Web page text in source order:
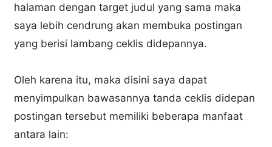
halaman dengan target judul yang sama maka
saya lebih cendrung akan membuka postingan
yang berisi lambang ceklis didepannya.
Oleh karena itu, maka disini saya dapat
menyimpulkan bawasannya tanda ceklis didepan
postingan tersebut memiliki beberapa manfaat
antara lain: